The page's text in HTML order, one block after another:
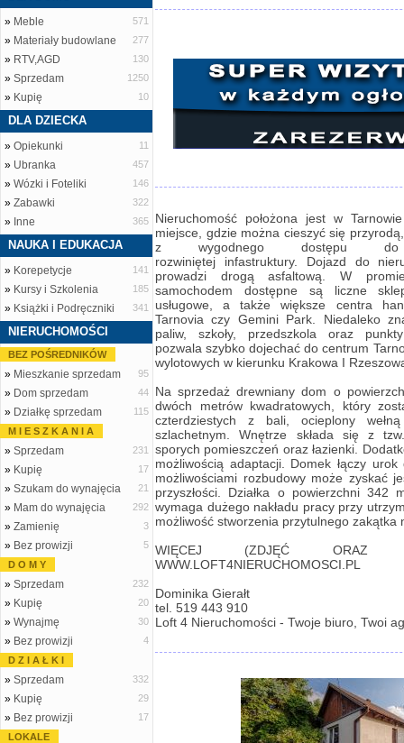
» Meble 571
» Materiały budowlane 277
» RTV,AGD 130
» Sprzedam 1250
» Kupię 10
DLA DZIECKA
» Opiekunki 11
» Ubranka 457
» Wózki i Foteliki 146
» Zabawki 322
» Inne 365
NAUKA I EDUKACJA
» Korepetycje 141
» Kursy i Szkolenia 185
» Książki i Podręczniki 341
NIERUCHOMOŚCI
BEZ POŚREDNIKÓW
» Mieszkanie sprzedam 95
» Dom sprzedam 44
» Działkę sprzedam
115
M I E S Z K A N I A
» Sprzedam 231
» Kupię 17
» Szukam do wynajęcia 21
» Mam do wynajęcia 292
» Zamienię 3
» Bez prowizji
5
D O M Y
» Sprzedam 232
» Kupię 20
» Wynajmę 30
» Bez prowizji
4
D Z I A Ł K I
» Sprzedam 332
» Kupię 29
» Bez prowizji
17
LOKALE
Nieruchomość położona jest w
miejsce, gdzie można cieszyć się
z wygodnego dostępu
rozwiniętej infastruktury. Dojazd do
prowadzi drogą asfaltową. W
samochodem dostępne są liczne
usługowe, a także większe centra
Tarnovia czy Gemini Park. Niedaleko
paliw, szkoły, przedszkola oraz
pozwala szybko dojechać do centrum
wylotowych w kierunku Krakowa I
Na sprzedaż drewniany dom o
dwóch metrów kwadratowych, który
czterdziestych z bali, ocieplony
szlachetnym. Wnętrze składa się z
sporych pomieszczeń oraz łazienki.
możliwością adaptacji. Domek łączy
możliwościami rozbudowy może zyskać
przyszłości. Działka o powierzchni 342
wymaga dużego nakładu pracy przy
możliwość stworzenia przytulnego
WIĘCEJ (ZDJĘĆ ORAZ
WWW.LOFT4NIERUCHOMOSCI.PL
Dominika Gierałt
tel. 519 443 910
Loft 4 Nieruchomości - Twoje biuro, Twoi